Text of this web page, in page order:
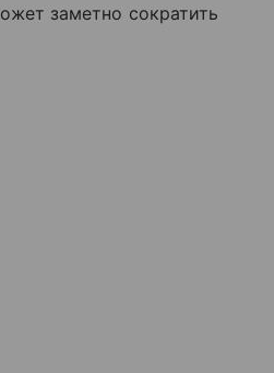
заметно сократить